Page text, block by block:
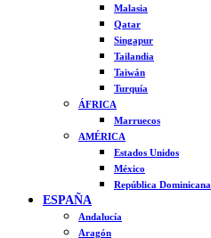
Malasia
Qatar
Singapur
Tailandia
Taiwán
Turquía
ÁFRICA
Marruecos
AMÉRICA
Estados Unidos
México
República Dominicana
ESPAÑA
Andalucía
Aragón